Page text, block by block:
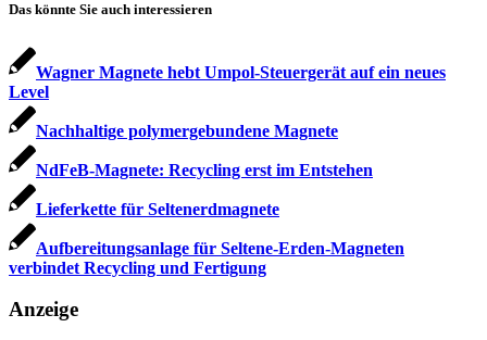
Das könnte Sie auch interessieren
Wagner Magnete hebt Umpol-Steuergerät auf ein neues
Level
Nachhaltige polymergebundene Magnete
NdFeB-Magnete: Recycling erst im Entstehen
Lieferkette für Seltenerdmagnete
Aufbereitungsanlage für Seltene-Erden-Magneten
verbindet Recycling und Fertigung
Anzeige